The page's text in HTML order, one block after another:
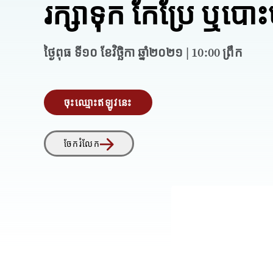
រក្សាទុក កែប្រែ ឬបោ
ថ្ងៃពុធ ទី១០ ខែវិច្ឆិកា ឆ្នាំ២០២១ | 10:00 ព្រឹក
ចុះឈ្មោះឥឡូវនេះ
ចែករំលែក